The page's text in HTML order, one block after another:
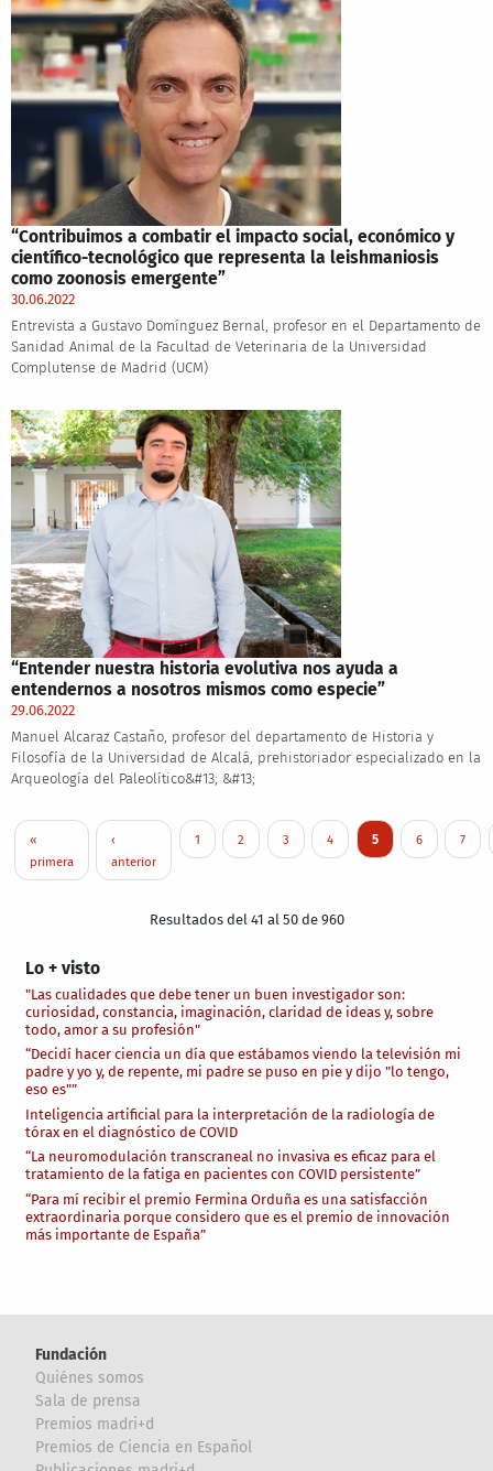
Lo + visto
"Las cualidades que debe tener un buen investigador son:
curiosidad, constancia, imaginación, claridad de ideas y, sobre
todo, amor a su profesión"
“Decidí hacer ciencia un día que estábamos viendo la televisión mi
padre y yo y, de repente, mi padre se puso en pie y dijo "lo tengo,
eso es"”
Inteligencia artificial para la interpretación de la radiología de
tórax en el diagnóstico de COVID
“La neuromodulación transcraneal no invasiva es eficaz para el
tratamiento de la fatiga en pacientes con COVID persistente”
“Para mí recibir el premio Fermina Orduña es una satisfacción
extraordinaria porque considero que es el premio de innovación
más importante de España”
“Contribuimos a combatir el impacto social, económico y
científico-tecnológico que representa la leishmaniosis
como zoonosis emergente”
30.06.2022
Entrevista a Gustavo Domínguez Bernal, profesor en el Departamento de
Sanidad Animal de la Facultad de Veterinaria de la Universidad
Complutense de Madrid (UCM)
“Entender nuestra historia evolutiva nos ayuda a
entendernos a nosotros mismos como especie”
29.06.2022
Manuel Alcaraz Castaño, profesor del departamento de Historia y
Filosofía de la Universidad de Alcalá, prehistoriador especializado en la
Arqueología del Paleolítico&#13; &#13;
Paginación
Primera página
«
primera
Página anterior
‹
anterior
Page
1 Page
2 Page
3 Page
4 Página actual
5 Page
6 Page
7
Resultados del 41 al 50 de 960
Fundación
Quiénes somos
Sala de prensa
Premios madri+d
Premios de Ciencia en Español